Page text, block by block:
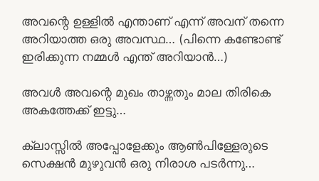
അവന്റെ ഉള്ളിൽ എന്താണ് എന്ന് അവന് തന്നെ
അറിയാത്ത ഒരു അവസ്ഥ… (പിന്നെ കണ്ടോണ്ട്
ഇരിക്കുന്ന നമ്മൾ എന്ത് അറിയാൻ…)
അവൾ അവന്റെ മുഖം താഴ്ന്നതും മാല തിരികെ
അകത്തേക്ക് ഇട്ടു…
ക്ലാസ്സിൽ അപ്പോളേക്കും ആൺപിള്ളേരുടെ
സെക്ഷൻ മുഴുവൻ ഒരു നിരാശ പടർന്നു…